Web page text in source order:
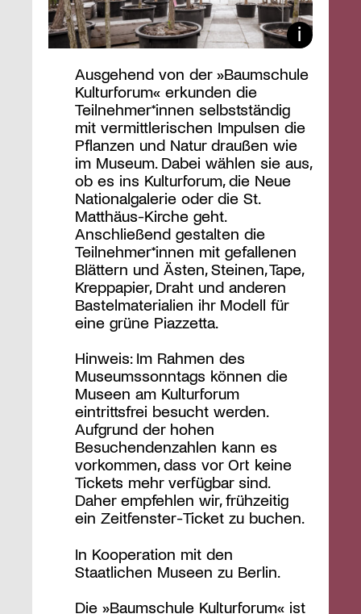
Ausgehend von der »Baumschule
Kulturforum« erkunden die
Teilnehmer*innen selbstständig
mit vermittlerischen Impulsen die
Pflanzen und Natur draußen wie
im Museum. Dabei wählen sie aus,
ob es ins Kulturforum, die Neue
Nationalgalerie oder die St.
Matthäus-Kirche geht.
Anschließend gestalten die
Teilnehmer*innen mit gefallenen
Blättern und Ästen, Steinen, Tape,
Kreppapier, Draht und anderen
Bastelmaterialien ihr Modell für
eine grüne Piazzetta.
Hinweis: Im Rahmen des
Museumssonntags können die
Museen am Kulturforum
eintrittsfrei besucht werden.
Aufgrund der hohen
Besuchendenzahlen kann es
vorkommen, dass vor Ort keine
Tickets mehr verfügbar sind.
Daher empfehlen wir, frühzeitig
ein Zeitfenster-Ticket zu buchen.
In Kooperation mit den
Staatlichen Museen zu Berlin.
Die »Baumschule Kulturforum« ist